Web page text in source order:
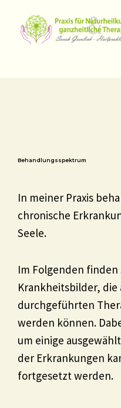
Inhalt
springen
Behandlungsspektrum
In meiner Praxis
chronische
Seele.
Im Folgenden finden
Krankheitsbilder,
durchgeführten
werden können.
um einige
der Erkrankungen
fortgesetzt werden.